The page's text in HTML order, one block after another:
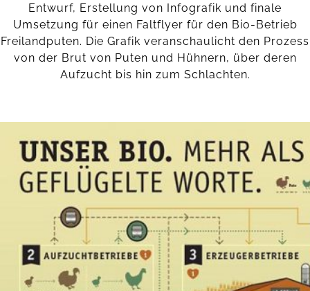
Entwurf, Erstellung von Infografik und finale
Umsetzung für einen Faltflyer für den Bio-Betrieb
Freilandputen. Die Grafik veranschaulicht den Prozess
von der Brut von Puten und Hühnern, über deren
Aufzucht bis hin zum Schlachten.